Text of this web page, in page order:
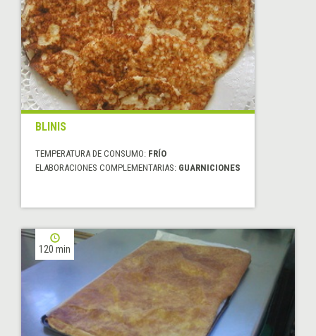
BLINIS
TEMPERATURA DE CONSUMO: FRÍO
ELABORACIONES COMPLEMENTARIAS: GUARNICIONES
120 min